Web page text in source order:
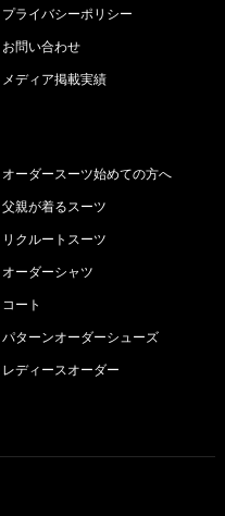
プライバシーポリシー
お問い合わせ
メディア掲載実績
オーダースーツ始めての方へ
父親が着るスーツ
リクルートスーツ
オーダーシャツ
コート
パターンオーダーシューズ
レディースオーダー